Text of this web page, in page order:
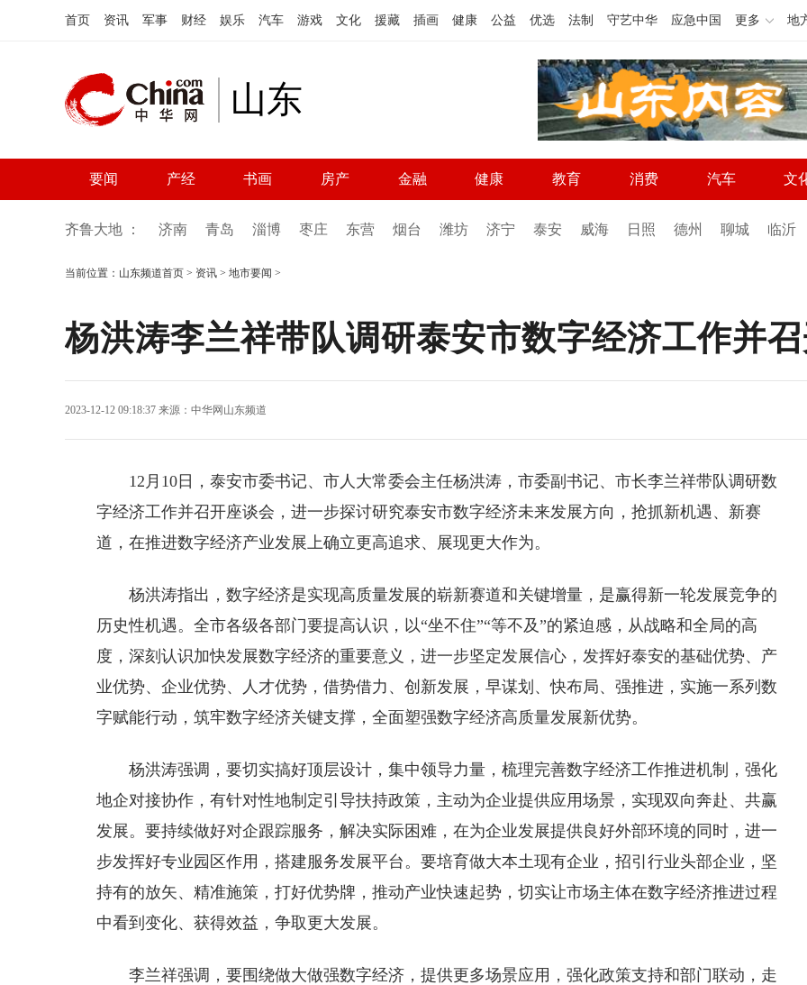
首页 资讯 军事 财经 娱乐 汽车 游戏 文化 援藏 插画 健康 公益 优选 法制 守艺中华 应急中国 更多 地
山东
要闻 产经 书画 房产 金融 健康 教育 消费 汽车 文
齐鲁大地 ： 济南 青岛 淄博 枣庄 东营 烟台 潍坊 济宁 泰安 威海 日照 德州 聊城 临沂
当前位置： 山东频道首页 > 资讯 > 地市要闻 >
杨洪涛李兰祥带队调研泰安市数字经济工作并
2023-12-12 09:18:37 来源： 中华网山东频道
12月10日， 泰安市委书记、市人大常委会主任杨洪涛，市委副书记、市长李兰祥带队调研数
字经济工作并召开座谈会，进一步探讨研究泰安市数字经济未来发展方向，抢抓新机遇、新赛
道，在推进数字经济产业发展上确立更高追求、展现更大作为。
杨洪涛指出，数字经济是实现高质量发展的崭新赛道和关键增量，是赢得新一轮发展竞争的
历史性机遇。全市各级各部门要提高认识，以“坐不住”“等不及”的紧迫感，从战略和全局的高
度，深刻认识加快发展数字经济的重要意义，进一步坚定发展信心，发挥好泰安的基础优势、产
业优势、企业优势、人才优势，借势借力、创新发展，早谋划、快布局、强推进，实施一系列数
字赋能行动，筑牢数字经济关键支撑，全面塑强数字经济高质量发展新优势。
杨洪涛强调，要切实搞好顶层设计，集中领导力量，梳理完善数字经济工作推进机制，强化
地企对接协作，有针对性地制定引导扶持政策，主动为企业提供应用场景，实现双向奔赴、共赢
发展。要持续做好对企跟踪服务，解决实际困难，在为企业发展提供良好外部环境的同时，进一
步发挥好专业园区作用，搭建服务发展平台。要培育做大本土现有企业，招引行业头部企业，坚
持有的放矢、精准施策，打好优势牌，推动产业快速起势，切实让市场主体在数字经济推进过程
中看到变化、获得效益，争取更大发展。
李兰祥强调，要围绕做大做强数字经济，提供更多场景应用，强化政策支持和部门联动，走